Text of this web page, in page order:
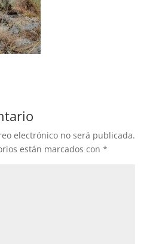
electrónico no será publicada.
están marcados con *